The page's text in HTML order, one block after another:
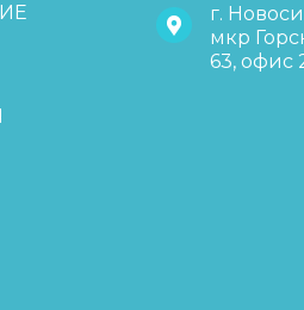
г.
мкр
63, офис